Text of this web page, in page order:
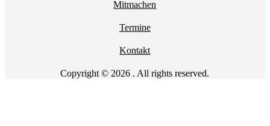
Mitmachen
Termine
Kontakt
Copyright © 2026 . All rights reserved.